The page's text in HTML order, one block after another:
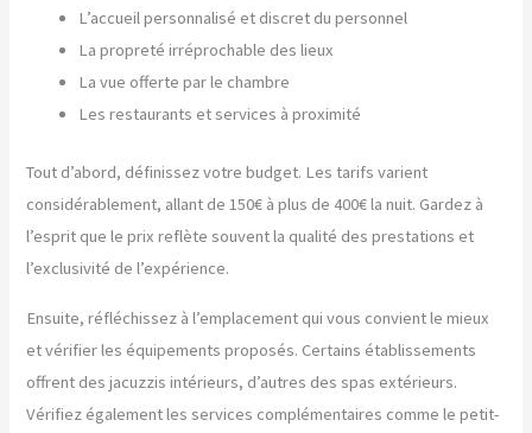
L’accueil personnalisé et discret du personnel
La propreté irréprochable des lieux
La vue offerte par le chambre
Les restaurants et services à proximité
Tout d’abord, définissez votre budget. Les tarifs varient
considérablement, allant de 150€ à plus de 400€ la nuit. Gardez à
l’esprit que le prix reflète souvent la qualité des prestations et
l’exclusivité de l’expérience.
Ensuite, réfléchissez à l’emplacement qui vous convient le mieux
et vérifier les équipements proposés. Certains établissements
offrent des jacuzzis intérieurs, d’autres des spas extérieurs.
Vérifiez également les services complémentaires comme le petit-